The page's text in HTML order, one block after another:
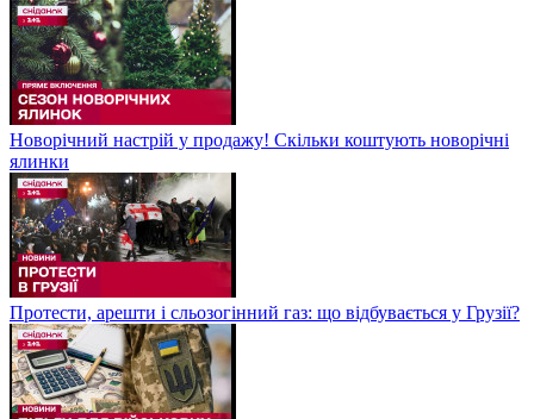
Новорічний настрій у продажу! Скільки коштують новорічні
ялинки
Протести, арешти і сльозогінний газ: що відбувається у Грузії?